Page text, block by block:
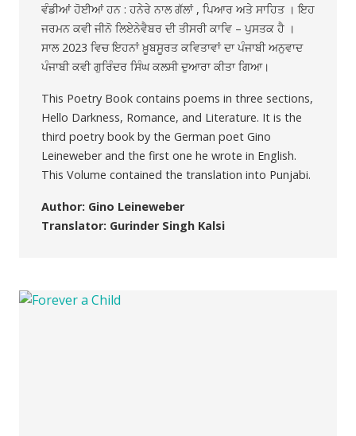
ਵੰਡੀਆਂ ਹੋਈਆਂ ਹਨ : ਹਨੇਰੇ ਨਾਲ ਗੱਲਾਂ , ਪਿਆਰ ਅਤੇ ਸਾਹਿਤ । ਇਹ
ਜਰਮਨ ਕਵੀ ਜੀਨੋ ਲਿਏਨੇਵੈਬਰ ਦੀ ਤੀਸਰੀ ਕਾਵਿ – ਪੁਸਤਕ ਹੈ ।
ਸਾਲ 2023 ਵਿਚ ਇਹਨਾਂ ਖ਼ੂਬਸੂਰਤ ਕਵਿਤਾਵਾਂ ਦਾ ਪੰਜਾਬੀ ਅਨੁਵਾਦ
ਪੰਜਾਬੀ ਕਵੀ ਗੁਰਿੰਦਰ ਸਿੰਘ ਕਲਸੀ ਦੁਆਰਾ ਕੀਤਾ ਗਿਆ।
This Poetry Book contains poems in three sections,
Hello Darkness, Romance, and Literature. It is the
third poetry book by the German poet Gino
Leineweber and the first one he wrote in English.
This Volume contained the translation into Punjabi.
Author: Gino Leineweber
Translator: Gurinder Singh Kalsi